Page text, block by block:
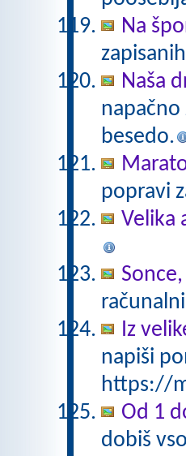
Na
Naša
besedo.
popravi
Velika
Iz
napiši
https://
Od 1
dobiš